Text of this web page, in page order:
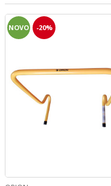
NOVO -20%